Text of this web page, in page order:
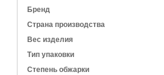
Бренд
Страна производства
Вес изделия
Тип упаковки
Степень обжарки